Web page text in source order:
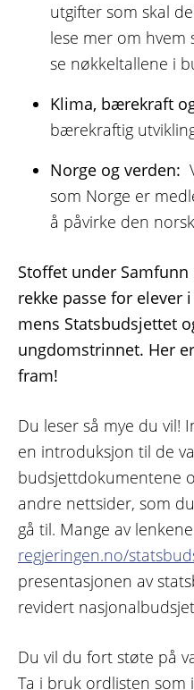
utgifter som skal
lese mer om hvem
se nøkkeltallene i
Klima, bærekraft
bærekraftig
Norge og verden:
som Norge er
å påvirke den
Stoffet under
rekke passe for elever
mens Statsbudsjettet
ungdomstrinnet. Her
fram!
Du leser så mye du vil!
en introduksjon til de
budsjettdokumentene
andre nettsider, som
gå til. Mange av
regjeringen.no/
presentasjonen av
revidert
Du vil du fort støte på
Ta i bruk ordlisten